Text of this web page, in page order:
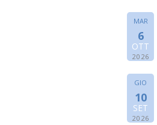
MAR
6
OTT
2026
GIO
10
SET
2026